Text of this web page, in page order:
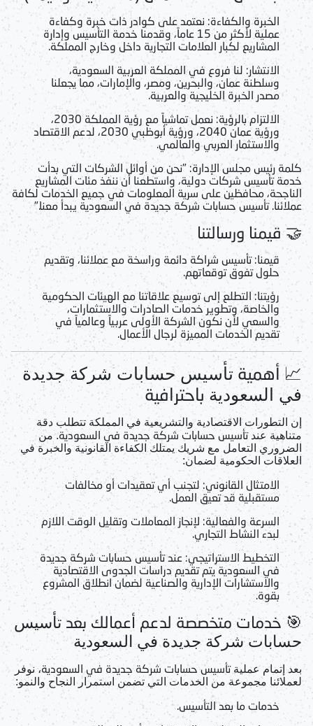
الخبرة والكفاءة: نعتمد على كوادر ذات خبرة وكفاءة
عملية لأكثر من 15 عاماً، وقدمنا خدمة التأسيس وإدارة
المشاريع لكبار العلامات التجارية داخل وخارج المملكة.
الانتشار: لنا فروع في المملكة العربية السعودية،
وسلطنة عمان، والبحرين، ومصر، والإمارات، مما يجعلنا
مصدر الخبرة الخليجية والعربية.
الالتزام بالرؤية:
نعمل تماشياً مع رؤية المملكة 2030،
ورؤية عمان 2040، ورؤية أبوظبي 2030، لدعم الاقتصاد
والاستثمار العربي والعالمي.
كلمة رئيس مجلس الإدارة: "نحن من أوائل الشركات التي بدأت
خدمة تأسيس شركات دولية، واستطعنا أن ننفذ مئات المشاريع
الناجحة، محافظين على سرية المعلومات في جميع الخدمات لكافة
عملائنا.تأسيس حسابات شركة جديدة في السعودية يبدأ معنا."
🤝 قيمنا ورسالتنا
قيمنا: تأسيس شراكة دائمة وراسخة مع عملائنا، وتقديم
حلول تفوق توقعاتهم.
رؤيتنا:التطلع إلى توسيع علاقاتنا مع الهيئات الحكومية
والخاصة، وتطوير خدمات الصادرات والاستثمارات،
والسعي لأن نكون الشركة الأولى عربياً وعالمياً في
تقديم الخدمات المميزة لرجال الأعمال.
📈 أهمية تأسيس حسابات شركة جديدة
في السعودية باحترافية
إن التطورات الاقتصادية والتشريعية في المملكة تتطلب دقة
متناهية عندتأسيس حسابات شركة جديدة في السعودية. من
الضروري التعامل مع شريك يمتلك الكفاءة القانونية والخبرة في
العلاقات الحكومية لضمان:
الامتثال القانوني: لتجنب أي تعقيدات أو مخالفات
مستقبلية قد تعيق العمل.
السرعة والفعالية: لإنجاز المعاملات وتقليل الوقت اللازم
لبدء النشاط التجاري.
التخطيط الاستراتيجي: عندتأسيس حسابات شركة جديدة
في السعوديةيتم تقديم دراسات الجدوى الاقتصادية
والاستشارات الإدارية والصناعية لضمان انطلاق المشروع
بقوة.
🎯 خدمات متخصصة لدعم أعمالك بعد تأسيس
حسابات شركة جديدة في السعودية
بعد إتمام عمليةتأسيس حسابات شركة جديدة في السعودية، نوفر
لعملائنا مجموعة من الخدمات التي تضمن استمرار النجاح والنمو:
خدمات ما بعد التأسيس.